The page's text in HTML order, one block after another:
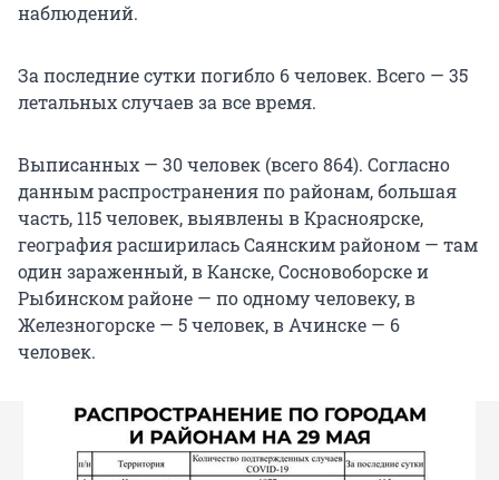
наблюдений.
За последние сутки погибло 6 человек. Всего — 35
летальных случаев за все время.
Выписанных — 30 человек (всего 864). Согласно
данным распространения по районам, большая
часть, 115 человек, выявлены в Красноярске,
география расширилась Саянским районом — там
один зараженный, в Канске, Сосновоборске и
Рыбинском районе — по одному человеку, в
Железногорске — 5 человек, в Ачинске — 6
человек.